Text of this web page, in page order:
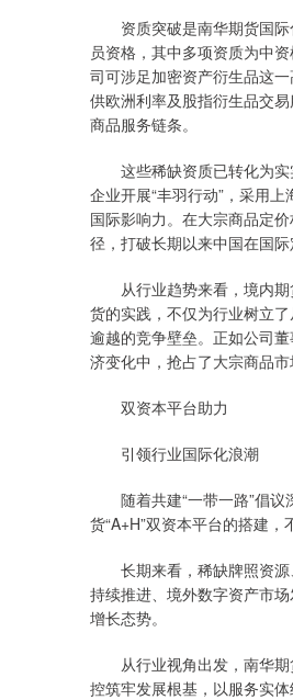
资质突破是南华期货国际
员资格，其中多项资质为中
司可涉足加密资产衍生品这
供欧洲利率及股指衍生品交
商品服务链条。
这些稀缺资质已转化为实
企业开展“丰羽行动”，采用
国际影响力。在大宗商品定
径，打破长期以来中国在国际
从行业趋势来看，境内期
货的实践，不仅为行业树立
逾越的竞争壁垒。正如公司
济变化中，抢占了大宗商品
双资本平台助力
引领行业国际化浪潮
随着共建“一带一路”倡议
货“A+H”双资本平台的搭建
长期来看，稀缺牌照资源
持续推进、境外数字资产市
增长态势。
从行业视角出发，南华期
控筑牢发展根基，以服务实